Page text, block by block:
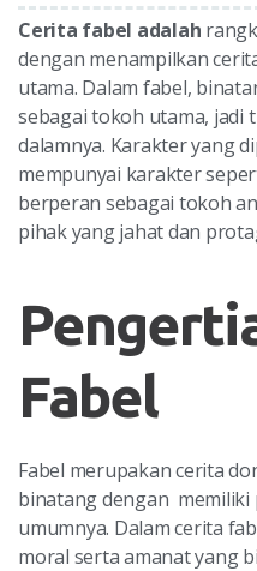
Cerita fabel adalah
dengan menampilkan
utama. Dalam fabel,
sebagai tokoh utama, jadi
dalamnya. Karakter yang
mempunyai karakter
berperan sebagai tokoh
pihak yang jahat dan
Fabel
Fabel merupakan cerita
binatang dengan memiliki
umumnya. Dalam cerita
moral serta amanat yang